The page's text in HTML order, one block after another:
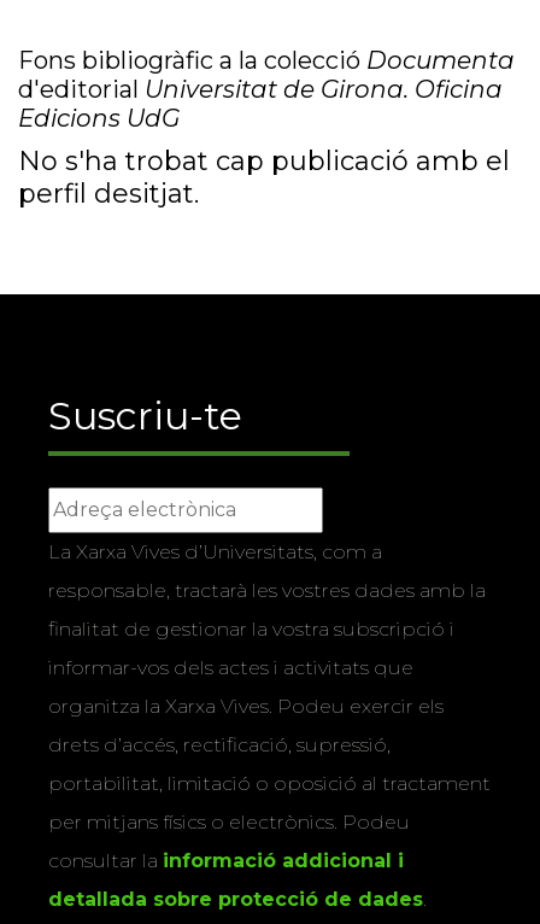
Fons bibliogràfic a la colecció Documenta
d'editorial Universitat de Girona. Oficina
Edicions UdG
No s'ha trobat cap publicació amb el
perfil desitjat.
Suscriu-te
La Xarxa Vives d’Universitats, com a
responsable, tractarà les vostres dades amb la
finalitat de gestionar la vostra subscripció i
informar-vos dels actes i activitats que
organitza la Xarxa Vives. Podeu exercir els
drets d’accés, rectificació, supressió,
portabilitat, limitació o oposició al tractament
per mitjans físics o electrònics. Podeu
consultar la informació addicional i
detallada sobre protecció de dades.